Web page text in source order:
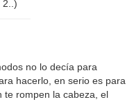
2..)
no lo decía para
hacerlo, en serio es para
te rompen la cabeza, el